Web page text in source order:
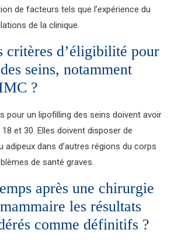
de facteurs tels que l’expérience du
de la clinique.
critères d’éligibilité pour
seins, notamment
?
pour un lipofilling des seins doivent avoir
et 30. Elles doivent disposer de
dans d’autres régions du corps
de santé graves.
après une chirurgie
les résultats
comme définitifs ?